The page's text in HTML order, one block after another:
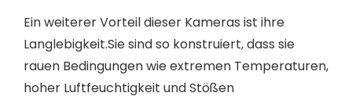
Ein weiterer Vorteil dieser Kameras ist ihre
Langlebigkeit.Sie sind so konstruiert, dass sie
rauen Bedingungen wie extremen Temperaturen,
hoher Luftfeuchtigkeit und Stößen